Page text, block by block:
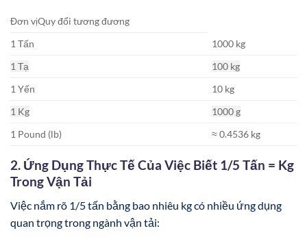
Đơn vịQuy đổi tương đương
1 Tấn
1000 kg
1 Tạ
100 kg
1 Yến
10 kg
1 Kg
1000 g
1 Pound (lb)
≈ 0.4536 kg
2. Ứng Dụng Thực Tế Của Việc Biết 1/5 Tấn = Kg
Trong Vận Tải
Việc nắm rõ 1/5 tấn bằng bao nhiêu kg có nhiều ứng dụng
quan trọng trong ngành vận tải: